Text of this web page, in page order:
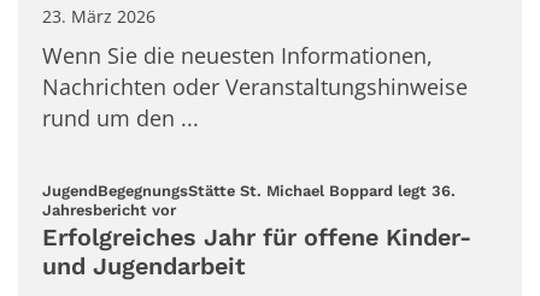
23. März 2026
Wenn Sie die neuesten Informationen,
Nachrichten oder Veranstaltungshinweise
rund um den ...
JugendBegegnungsStätte St. Michael Boppard legt 36.
Jahresbericht vor
Erfolgreiches Jahr für offene Kinder-
und Jugendarbeit